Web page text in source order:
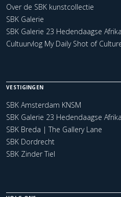
Over de SBK kunstcollectie
SBK Galerie
SBK Galerie 23 Hedendaagse
Cultuurvlog My Daily Shot of
VESTIGINGEN
SBK Amsterdam KNSM
SBK Galerie 23 Hedendaagse
SBK Breda | The Gallery Lane
SBK Dordrecht
SBK Zinder Tiel